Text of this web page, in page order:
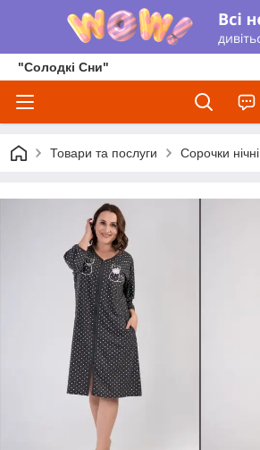
"Солодкі Сни"
Товари та послуги Сорочки нічні